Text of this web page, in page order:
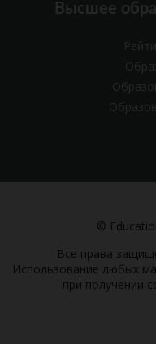
Высшее
©
Все права
Использование любых
при получении